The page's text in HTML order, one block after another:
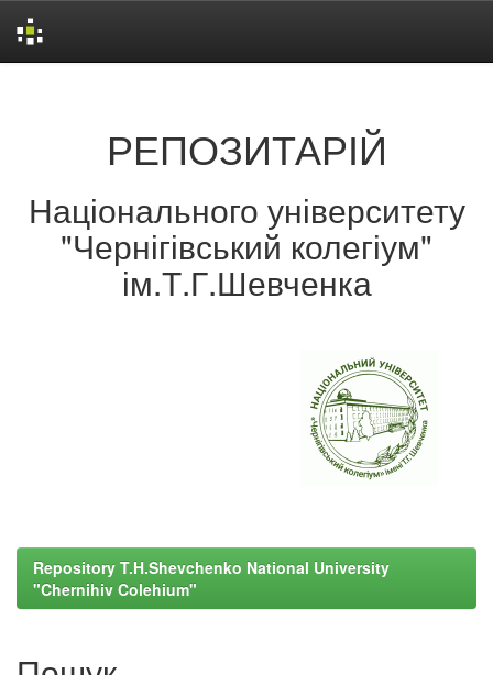
РЕПОЗИТАРІЙ
Національного університету
"Чернігівський колегіум"
ім.Т.Г.Шевченка
Repository T.H.Shevchenko National University
"Chernihiv Colehium"